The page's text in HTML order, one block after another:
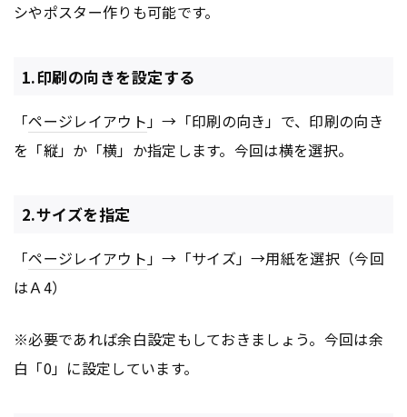
シやポスター作りも可能です。
1.印刷の向きを設定する
「ページレイアウト 」→「印刷の向き」で、印刷の向き
を「縦」か「横」か指定します。今回は横を選択。
2.サイズを指定
「ページレイアウト」→「サイズ」→用紙を選択（今回
はＡ4）
※必要であれば余白設定もしておきましょう。今回は余
白「0」に設定しています。